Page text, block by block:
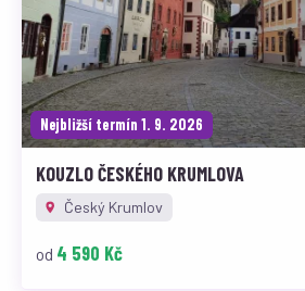
Nejbližší termín 1. 9. 2026
KOUZLO ČESKÉHO KRUMLOVA
Český Krumlov
od 4 590 Kč